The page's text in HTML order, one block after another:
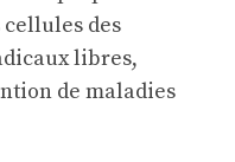
des
libres,
de maladies